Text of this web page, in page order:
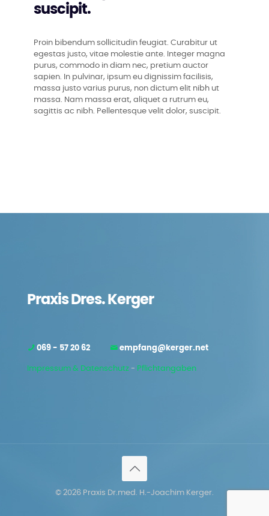
suscipit.
Proin bibendum sollicitudin feugiat. Curabitur ut
egestas justo, vitae molestie ante. Integer magna
purus, commodo in diam nec, pretium auctor
sapien. In pulvinar, ipsum eu dignissim facilisis,
massa justo varius purus, non dictum elit nibh ut
massa. Nam massa erat, aliquet a rutrum eu,
sagittis ac nibh. Pellentesque velit dolor, suscipit.
Praxis Dres. Kerger
069 - 57 20 62 empfang@kerger.net
Impressum & Datenschutz - Pflichtangaben
© 2026 Praxis Dr.med. H.-Joachim Kerger.